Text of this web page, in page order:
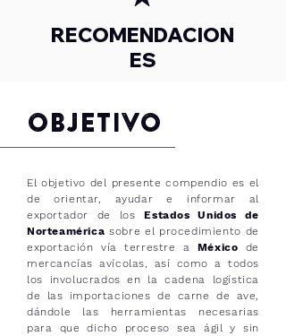
RECOMENDACION
ES
OBJETIVO
El objetivo del presente compendio es el
de orientar, ayudar e informar al
exportador de losEstados Unidos de
Norteamérica sobre el procedimiento de
exportación vía terrestre a México de
mercancías avícolas, así como a todos
los involucrados en la cadena logística
de las importaciones de carne de ave,
dándole las herramientas necesarias
para que dicho proceso sea ágil y sin